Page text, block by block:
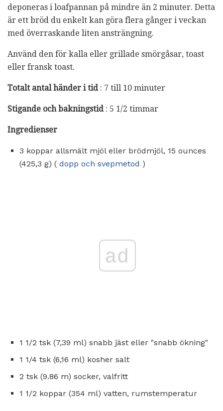
deponeras i loafpannan på mindre än 2 minuter. Detta
är ett bröd du enkelt kan göra flera gånger i veckan
med överraskande liten ansträngning.
Använd den för kalla eller grillade smörgåsar, toast
eller fransk toast.
Totalt antal händer i tid : 7 till 10 minuter
Stigande och bakningstid : 5 1/2 timmar
Ingredienser
3 koppar allsmält mjöl eller brödmjöl, 15 ounces
(425,3 g) ( dopp och svepmetod )
ad
1 1/2 tsk (7,39 ml) snabb jäst eller "snabb ökning"
1 1/4 tsk (6,16 ml) kosher salt
2 tsk (9.86 m) socker, valfritt
1 1/2 koppar (354 ml) vatten, rumstemperatur